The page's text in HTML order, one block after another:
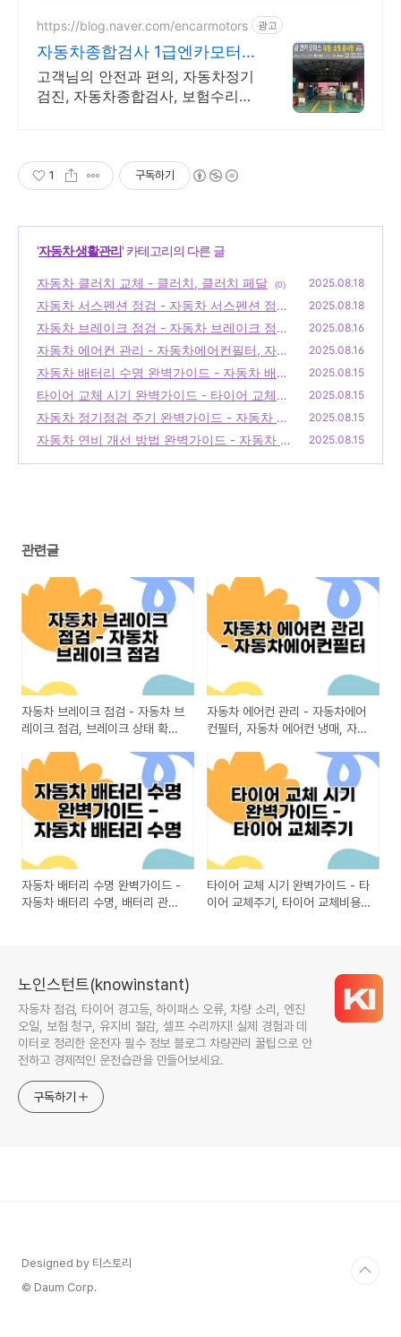
https://blog.naver.com/encarmotors 광고
자동차종합검사 1급엔카모터
스
고객님의 안전과 편의, 자동차정기
검진, 자동차종합검사, 보험수리등
1 구독하기
'자동차 생활관리' 카테고리의 다른 글
자동차 클러치 교체 - 클러치, 클러치 페달 (0) 2025.08.18
자동차 서스펜션 점검 - 자동차 서스펜션 점검,
서스펜션 상태 확인, 차량 서스펜션 유지보수,
서스펜션 이상 징후, 자동차 서스펜션 소음
2025.08.18
자동차 브레이크 점검 - 자동차 브레이크 점검,
브레이크 상태 확인, 브레이크 소음 원인, 브레
이크 패드 교체 주기, 자동차 안전 점검
(0)
2025.08.16
자동차 에어컨 관리 - 자동차에어컨필터, 자동
차 에어컨 냉매, 자동차 에어컨 가스
(0)
2025.08.16
자동차 배터리 수명 완벽가이드 - 자동차 배터
리 수명, 배터리 관리 방법, 자동차 배터리 교
체 시기, 배터리 수명 늘리기, 자동차 배터리
관리 팁
2025.08.15
타이어 교체 시기 완벽가이드 - 타이어 교체주
기, 타이어 교체비용, 타이어 교체시기
(0)
2025.08.15
자동차 정기점검 주기 완벽가이드 - 자동차 정
기점검, 자동차 점검 주기, 차량 유지보수, 자
2025.08.15
자동차 연비 개선 방법 완벽가이드 - 자동차 연
2025.08.15
관련글
자동차 브레이크 점검 - 자동차 브
레이크 점검, 브레이크 상태 확인,
드 교체 주기, 자동차 안전 점검
자동차 에어컨 관리 - 자동차에어
컨필터, 자동차 에어컨 냉매, 자동
자동차 배터리 수명 완벽가이드 -
자동차 배터리 수명, 배터리 관리
타이어 교체 시기 완벽가이드 - 타
이어 교체주기, 타이어 교체비용,
노인스턴트(knowinstant)
자동차 점검, 타이어 경고등, 하이패스 오류, 차량 소리, 엔진
오일, 보험 청구, 유지비 절감, 셀프 수리까지! 실제 경험과 데
이터로 정리한 운전자 필수 정보 블로그 차량관리 꿀팁으로 안
전하고 경제적인 운전습관을 만들어보세요.
구독하기
Designed by 티스토리
© Daum Corp.